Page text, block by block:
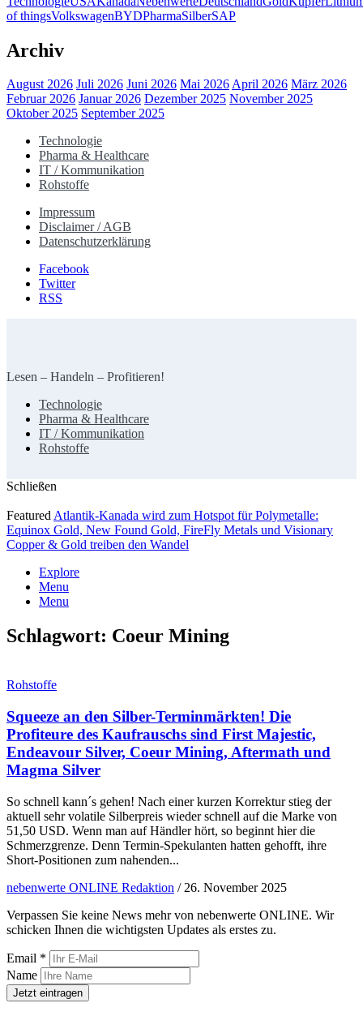
of thingsVolkswagenBYDPharmaSilberSAP
Archiv
August 2026 Juli 2026 Juni 2026 Mai 2026April 2026 März 2026
Februar 2026 Januar 2026 Dezember 2025 November 2025
Oktober 2025 September 2025
Technologie
Pharma & Healthcare
IT / Kommunikation
Rohstoffe
Impressum
Disclaimer / AGB
Datenschutzerklärung
Facebook
Twitter
RSS
Lesen – Handeln – Profitieren!
Technologie
Pharma & Healthcare
IT / Kommunikation
Rohstoffe
Schließen
Featured Atlantik-Kanada wird zum Hotspot für Polymetalle:
Equinox Gold, New Found Gold, FireFly Metals und Visionary
Copper & Gold treiben den Wandel
Explore
Menu
Menu
Schlagwort: Coeur Mining
Rohstoffe
Squeeze an den Silber-Terminmärkten! Die
Profiteure des Kaufrauschs sind First Majestic,
Endeavour Silver, Coeur Mining, Aftermath und
Magma Silver
So schnell kann´s gehen! Nach einer kurzen Korrektur stieg der
aktuell sehr volatile Silberpreis wieder schnell auf die Marke von
51,50 USD. Wenn man auf Händler hört, so beginnt hier die
Schmerzgrenze. Denn Termin-Spekulanten hatten gehofft, ihre
Short-Positionen zum nahenden...
nebenwerte ONLINE Redaktion / 26. November 2025
Verpassen Sie keine News mehr von nebenwerte ONLINE. Wir
schicken Ihnen die wichtigsten Updates als erstes zu.
Email *
Name